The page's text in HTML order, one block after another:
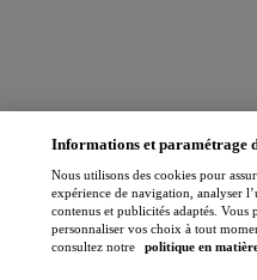
Informations et paramétrage
Nous utilisons des cookies pour
expérience de navigation, analyser
contenus et publicités adaptés.
personnaliser vos choix à tout
consultez notre
politique en